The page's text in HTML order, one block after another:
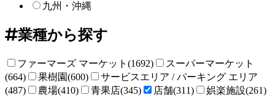
九州・沖縄
業種から探す
ファーマーズ マーケット(1692)
スーパーマーケット
(664)
果樹園(600)
サービスエリア / パーキング エリア
(487)
農場(410) 青果店(345) 店舗(311)
娯楽施設(261)